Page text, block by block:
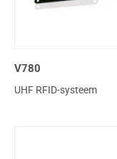
V780
UHF RFID-systeem